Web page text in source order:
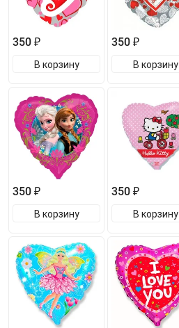
350 ₽
В корзину
350 ₽
В корзину
350 ₽
В корзину
350 ₽
В корзину